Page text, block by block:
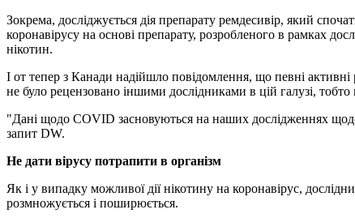
Зокрема, досліджується дія препарату ремдесивір, який
коронавірусу на основі препарату, розробленого в рамках
нікотин.
І от тепер з Канади надійшло повідомлення, що певні
не було рецензовано іншими дослідниками в цій галузі,
"Дані щодо COVID засновуються на наших дослідженнях
запит DW.
Не дати вірусу потрапити в організм
Як і у випадку можливої дії нікотину на коронавірус,
розмножується і поширюється.